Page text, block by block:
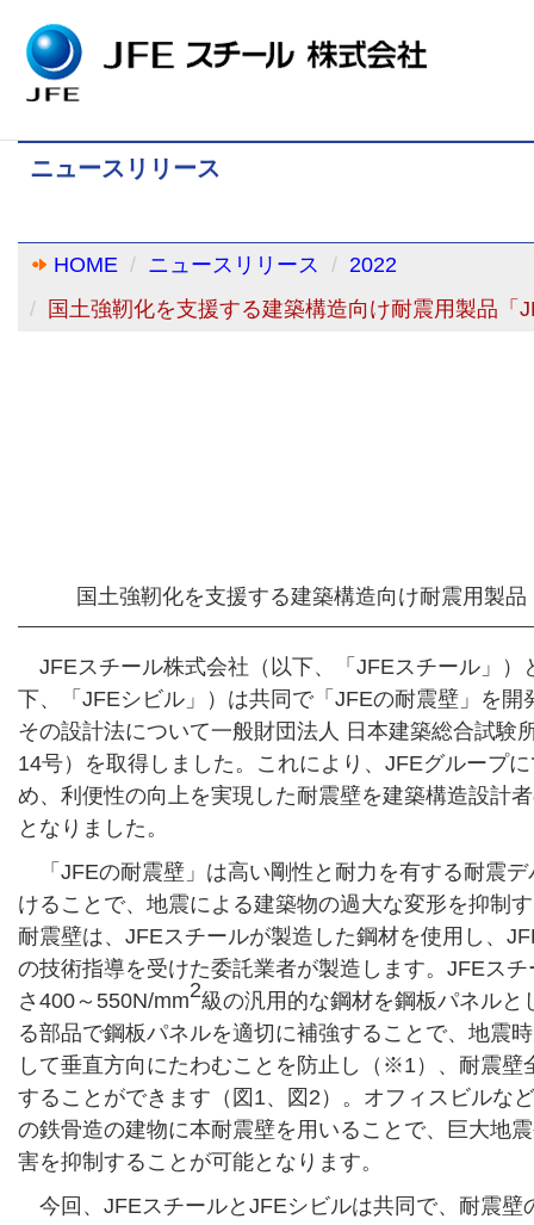
ニュースリリース
HOME ニュースリリース
2022
国土強靭化を支援する建築構造向け耐震用製品「
国土強靭化を支援する建築構造向け耐震用製
JFEスチール株式会社（以下、「JFEスチール」）
下、「JFEシビル」）は共同で「JFEの耐震壁」を開
その設計法について一般財団法人 日本建築総合試験
14号）を取得しました。これにより、JFEグループ
め、利便性の向上を実現した耐震壁を建築構造設計
となりました。
「JFEの耐震壁」は高い剛性と耐力を有する耐震
けることで、地震による建築物の過大な変形を抑制
耐震壁は、JFEスチールが製造した鋼材を使用し、
の技術指導を受けた委託業者が製造します。JFEス
さ400～550N/mm2級の汎用的な鋼材を鋼板パネルと
る部品で鋼板パネルを適切に補強することで、地震
して垂直方向にたわむことを防止し（※1）、耐震壁
することができます（図1、図2）。オフィスビルな
の鉄骨造の建物に本耐震壁を用いることで、巨大地
害を抑制することが可能となります。
今回、JFEスチールとJFEシビルは共同で、耐震壁